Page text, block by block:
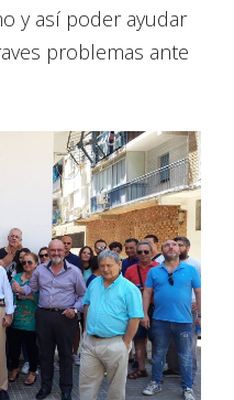
y así poder ayudar
problemas ante